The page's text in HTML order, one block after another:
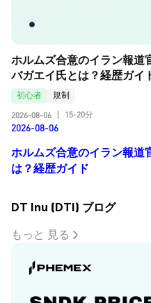
ホルムズ合意のイラン報道
バガエイ氏とは？経歴ガイ
初心者
規制
2026-08-06
15-20分
2026-08-06
ホルムズ合意のイラン報道
は？経歴ガイド
DT Inu (DTI) ブログ
もっと 見る